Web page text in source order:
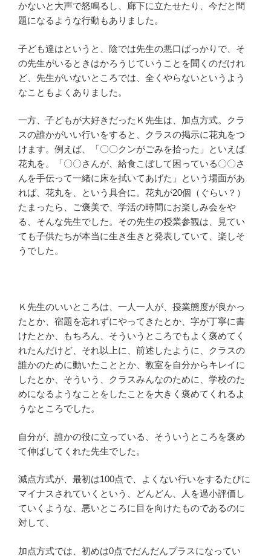
かないと大声で怒鳴るし、廊下に立たせたり、今だと問
題になるような行動もありました。
子ども達はというと、陰では先生の悪口ばっかりで、そ
の先生がいるときはかろうじていうことを聞くのだけれ
ど、先生がいないところでは、全くやらないというよう
なこともよくありました。
一方、子どもが大好きだったＫ先生は、加点方式。クラ
スの誰かがいい行いをすると、クラスの掲示に花丸をつ
けます。例えば、「〇〇クンがごみを拾った」といえば
花丸を。「〇〇さんが、給食こぼして困っている〇〇さ
んを手伝って一緒に床を拭いてあげた」という場面があ
れば、花丸を、という具合に。花丸が20個（ぐらい？）
たまったら、ご褒美で、学活の時間にお楽しみ会をや
る、そんな先生でした。その先生の授業参観は、見てい
ても子供たちが本当に生き生きと発表していて、楽しそ
うでした。
Ｋ先生のいいところは、一人一人が、授業態度が良かっ
たとか、宿題を忘れずにやってきたとか、字が丁寧に書
けたとか、もちろん、そういうところでもよく褒めてく
れたんだけど、それ以上に、前述したように、クラスの
誰かのために動いたこととか、教室を自分からキレイに
したとか、そういう、クラスみんなのために、学校のた
めになるようなことをしたことを大きく褒めてくれるよ
うなところでした。
自分が、誰かの役に立っている、そういうところを褒め
て伸ばしてくれた先生でした。
減点方式が、最初は100点で、よくない行いをするたびに
マイナスされていくという、どんどん、人を過小評価し
ていくような、悪いところに目を向けたものであるのに
対して、
加点方式では、初めは0点でだんだんプラスになってい